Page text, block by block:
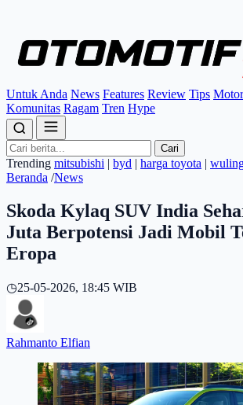
Untuk Anda News Features Review Tips
Komunitas Ragam Tren Hype
Cari
Trending mitsubishi | byd | harga toyota |
Beranda /News
Skoda Kylaq SUV India
Juta Berpotensi Jadi Mobil
Eropa
◷25-05-2026, 18:45 WIB
Rahmanto Elfian